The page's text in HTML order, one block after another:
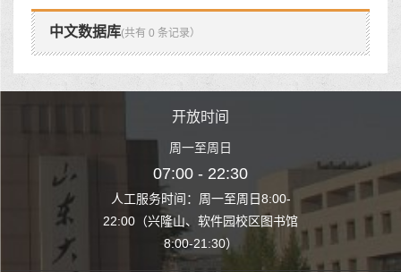
中文数据库(共有 0 条记录）
至周日8:00-
园校区图书馆
开放时间
周一至周日
07:00 - 22:30
人工服务时间：周一至周日8:00-
22:00（兴隆山、软件园校区图书馆
8:00-21:30）
人工服务时间
22:00（兴隆山